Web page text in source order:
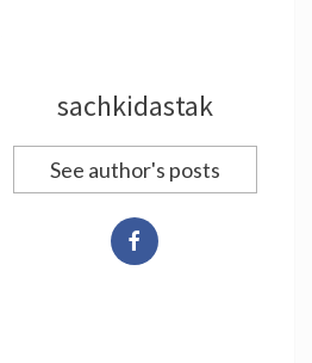
sachkidastak
See author's posts